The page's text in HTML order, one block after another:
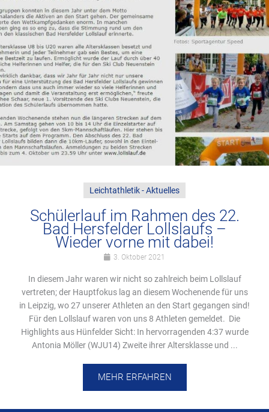
Leichtathletik - Aktuelles
Schülerlauf im Rahmen des 22.
Bad Hersfelder Lollslaufs –
Wieder vorne mit dabei!
3. Oktober 2021
In diesem Jahr waren wir nicht so zahlreich beim Lollslauf
vertreten; der Hauptfokus lag an diesem Wochenende für uns
in Leipzig, wo 27 unserer Athleten an den Start gegangen sind!
Für den Lollslauf waren von uns 8 Athleten gemeldet. Die
Highlights aus Hünfelder Sicht: In hervorragenden 4:37 wurde
Antonia Möller (WJU14) Zweite ihrer Altersklasse und ...
MEHR ERFAHREN